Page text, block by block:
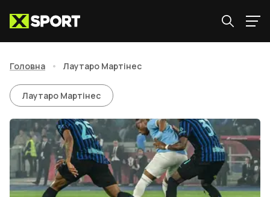
Головна • Лаутаро Мартінес
Лаутаро Мартінес
Лаутаро Мартінес